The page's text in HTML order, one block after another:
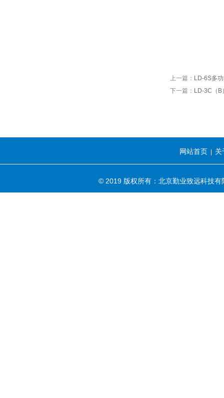
上一篇： LD-6S多
下一篇： LD-3C（B
网站首页 关
© 2019 版权所有：北京勤业致远科技